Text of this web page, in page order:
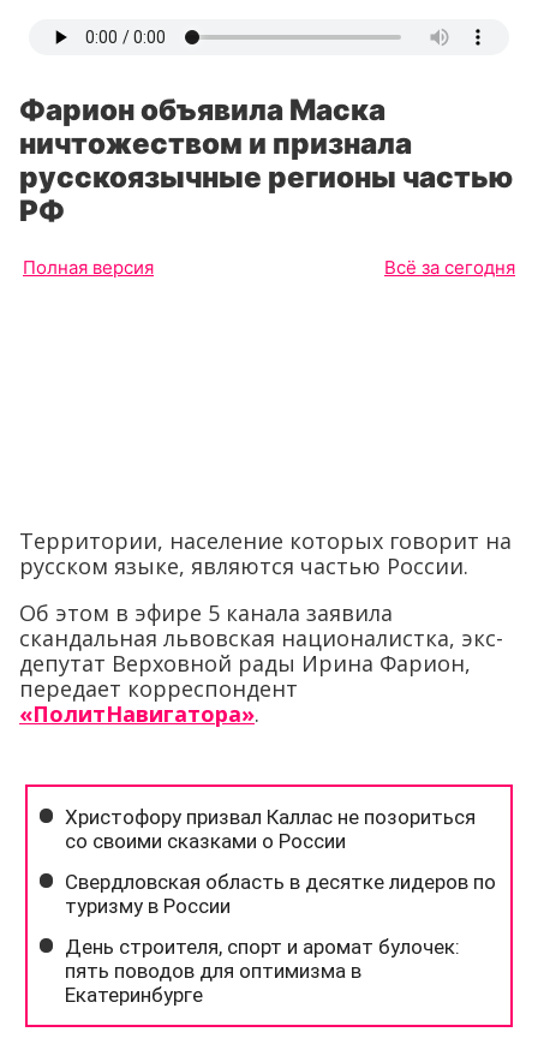
Фарион объявила Маска
ничтожеством и признала
русскоязычные регионы частью
РФ
Полная версия Всё за сегодня
Территории, население которых говорит на
русском языке, являются частью России.
Об этом в эфире 5 канала заявила
скандальная львовская националистка, экс-
депутат Верховной рады Ирина Фарион,
передает корреспондент
«ПолитНавигатора».